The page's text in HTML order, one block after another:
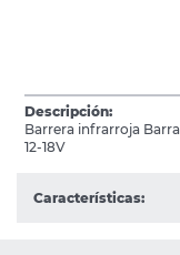
Descripción:
Barrera infrarroja
12-18V
Características: